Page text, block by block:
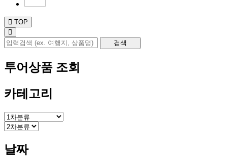
TOP
투어상품 조회
카테고리
날짜